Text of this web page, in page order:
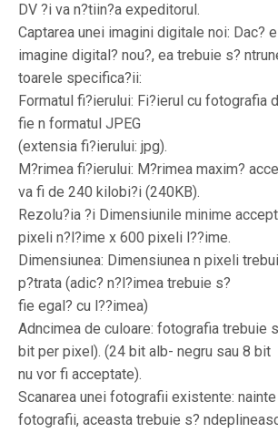
DV ?i va n?tiin?a expeditorul.
Captarea unei imagini digitale noi: Dac?
imagine digital? nou?, ea trebuie s?
toarele specifica?ii:
Formatul fi?ierului: Fi?ierul cu fotografia
fie n formatul JPEG
(extensia fi?ierului: jpg).
M?rimea fi?ierului: M?rimea maxim?
va fi de 240 kilobi?i (240KB).
Rezolu?ia ?i Dimensiunile minime
pixeli n?l?ime x 600 pixeli l??ime.
Dimensiunea: Dimensiunea n pixeli
p?trata (adic? n?l?imea trebuie s?
fie egal? cu l??imea)
Adncimea de culoare: fotografia trebuie
bit per pixel). (24 bit alb- negru sau 8 bit
nu vor fi acceptate).
Scanarea unei fotografii existente:
fotografii, aceasta trebuie s?